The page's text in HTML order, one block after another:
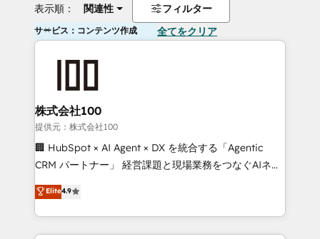
表示順： 関連性 フィルター
サービス：コンテンツ作成 全てをクリア
株式会社100
提供元：株式会社100
🏢 HubSpot × AI Agent × DX を統合する「Agentic
CRM パートナー」 経営課題と現場業務をつなぐAIネイ
ティブ・エージェンシーとして、HubSpot Eliteの実装
力で顧客フロント業務を再設計します。 💡 100inc は何
をする会社か？ HubSpotを共通基盤に、AIエージェン
トを組み込んだ顧客フロント業務（マーケティング・営
Elite4.9